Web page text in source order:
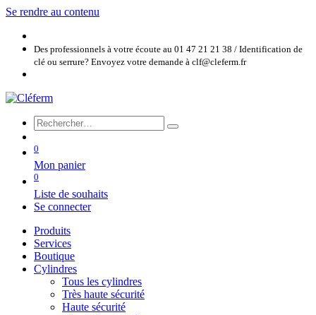
Se rendre au contenu
Des professionnels à votre écoute au 01 47 21 21 38 / Identification de
clé ou serrure? Envoyez votre demande à clf@cleferm.fr
0
Mon panier
0
Liste de souhaits
Se connecter
Produits
Services
Boutique
Cylindres
Tous les cylindres
Très haute sécurité
Haute sécurité